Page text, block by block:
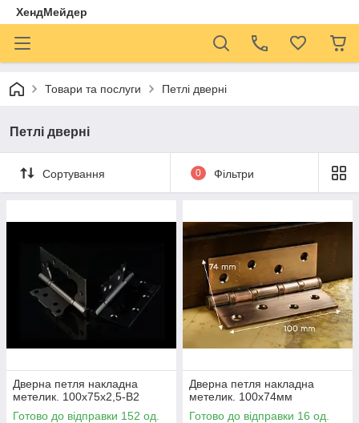
ХендМейдер
Товари та послуги Петлі дверні
Петлі дверні
Сортування 0 Фільтри
Дверна петля накладна
метелик. 100х75х2,5-В2
Готово до відправки 152 од.
Дверна петля накладна
метелик. 100х74мм
Готово до відправки 16 од.